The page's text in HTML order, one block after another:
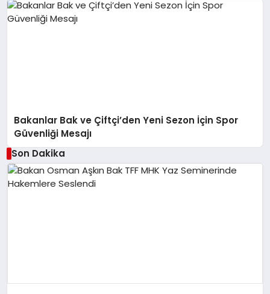
Bakanlar Bak ve Çiftçi’den Yeni Sezon İçin Spor
Güvenliği Mesajı
Son Dakika